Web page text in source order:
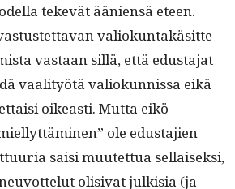
tekevät äänien­sä eteen.
valiokun­takäsit­te­
vas­taan sil­lä, että edus­ta­jat
vaal­i­työtä valiokun­nis­sa eikä
oikeasti. Mut­ta eikö
ole edus­ta­jien
saisi muutet­tua sel­l­aisek­si,
oli­si­vat julk­isia (ja